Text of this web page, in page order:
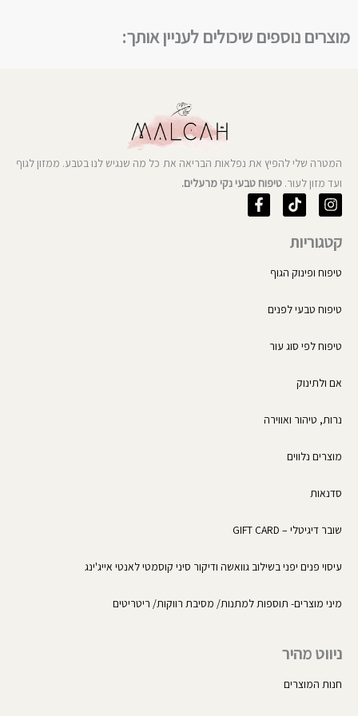
מוצרים נוספים שיכולים לעניין אותך:
המטרה שלי להפיץ את נפלאות הבריאה את כל מה שנגיש לנו בטבע. ממזון לגוף
ועד מזון לעור. טיפוח טבעי נקי מרעלים.
I
n
t
g
m
T
i
t
k
F
a
קטגוריות
טיפוח ופינוק הגוף
טיפוח טבעי לפנים
טיפוח לפי סוג עור
אם ולתינוק
נרות, טיהור ואווירה
מוצרים נלווים
סדנאות
שובר דיגיטלי – GIFT CARD
עיסוי פנים יפני בשילוב גוואשה ודיקור סיני קוסמטי לאנטי אייג'ינג
מיני מוצרים- תוספות למתנות/ מסיבת רווקות/ ריטריטים
ניווט מהיר
חנות המוצרים